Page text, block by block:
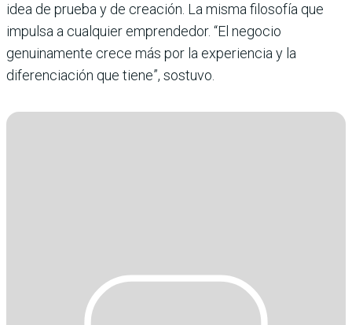
idea de prueba y de creación. La misma filosofía que
impulsa a cualquier emprendedor. “El negocio
genuinamente crece más por la experiencia y la
diferenciación que tiene”, sostuvo.